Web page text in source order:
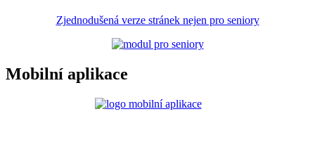
Zjednodušená verze stránek nejen pro seniory
Mobilní aplikace